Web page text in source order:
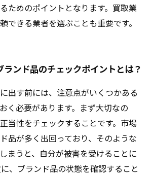
ためのポイントとなります。買取業
できる業者を選ぶことも重要です。
ランド品のチェックポイントとは？
出す前には、注意点がいくつかある
く必要があります。まず大切なの
当性をチェックすることです。市場
品が多く出回っており、そのような
まうと、自分が被害を受けることに
、ブランド品の状態を確認すること